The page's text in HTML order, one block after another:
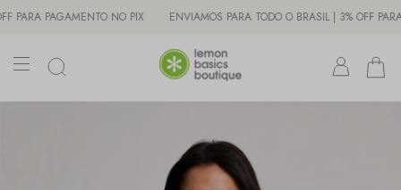
PAGAMENTO NO PIX ENVIAMOS PARA TODO O BRASIL | 3% OFF PARA